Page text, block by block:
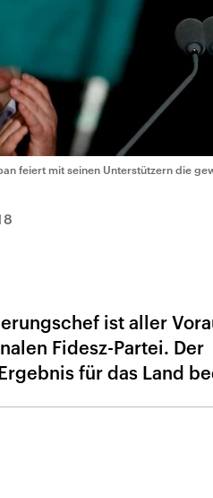
feiert mit seinen Unterstützern die
ist aller
Fidesz-Partei. Der
für das Land